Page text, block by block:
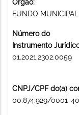
Órgão:
FUNDO
Número do
Instrumento
01.2021.2302.0059
CNPJ/CPF do(a)
00.874.929/0001-